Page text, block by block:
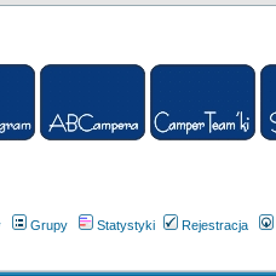
Grupy Statystyki Rejestracja